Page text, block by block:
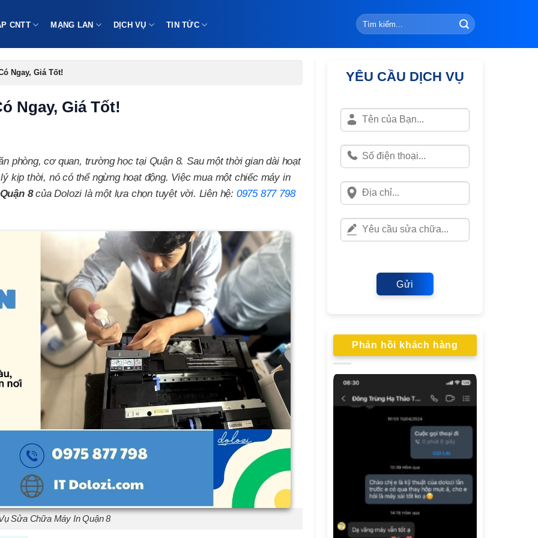
CNTT MẠNG LAN DỊCH VỤ TIN TỨC
Ngay, Giá Tốt!
Ngay, Giá Tốt!
phòng, cơ quan, trường học tại Quận 8. Sau một thời gian dài hoạt
kịp thời, nó có thể ngừng hoạt động. Việc mua một chiếc máy in
8của Dolozi là một lựa chọn tuyệt vời. Liên hệ: 0975 877 798
Sửa Chữa Máy In Quận 8
YÊU CẦU DỊCH VỤ
Gửi
Phản hồi khách hàng